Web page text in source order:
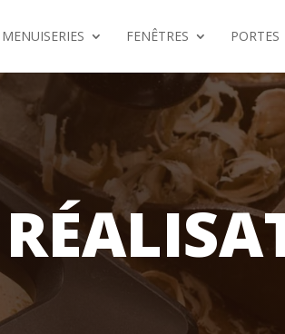
MENUISERIES FENÊTRES PORTES